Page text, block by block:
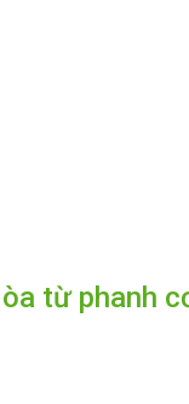
từ phanh